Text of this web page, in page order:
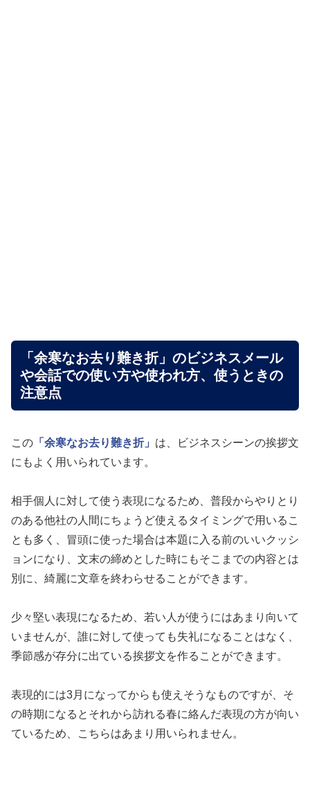
「余寒なお去り難き折」のビジネスメール
や会話での使い方や使われ方、使うときの
注意点
この 「余寒なお去り難き折」 は、ビジネスシーンの挨拶文
にもよく用いられています。
相手個人に対して使う表現になるため、普段からやりとり
のある他社の人間にちょうど使えるタイミングで用いるこ
とも多く、冒頭に使った場合は本題に入る前のいいクッシ
ョンになり、文末の締めとした時にもそこまでの内容とは
別に、綺麗に文章を終わらせることができます。
少々堅い表現になるため、若い人が使うにはあまり向いて
いませんが、誰に対して使っても失礼になることはなく、
季節感が存分に出ている挨拶文を作ることができます。
表現的には3月になってからも使えそうなものですが、そ
の時期になるとそれから訪れる春に絡んだ表現の方が向い
ているため、こちらはあまり用いられません。